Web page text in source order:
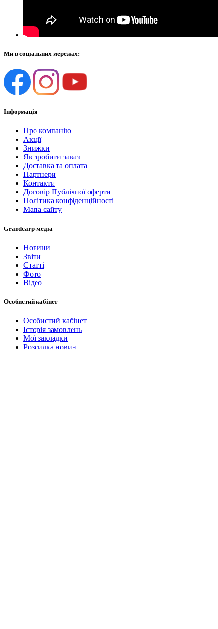
Ми в соціальних мережах:
Інформація
Про компанію
Акції
Знижки
Як зробити заказ
Доставка та оплата
Партнери
Контакти
Договір Публічної оферти
Політика конфіденційності
Мапа сайту
Grandcarp-медіа
Новини
Звіти
Статті
Фото
Відео
Особистий кабінет
Особистий кабінет
Історія замовлень
Мої закладки
Розсилка новин